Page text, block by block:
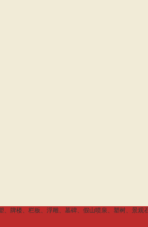
牌楼、栏板、浮雕、墓碑、假山喷泉、塑树、景观